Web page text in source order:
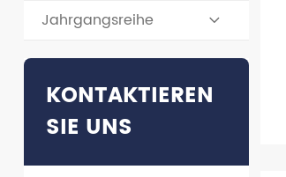
Jahrgangsreihe
KONTAKTIEREN
SIE UNS